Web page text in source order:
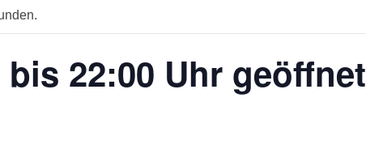
22:00 Uhr geöffnet